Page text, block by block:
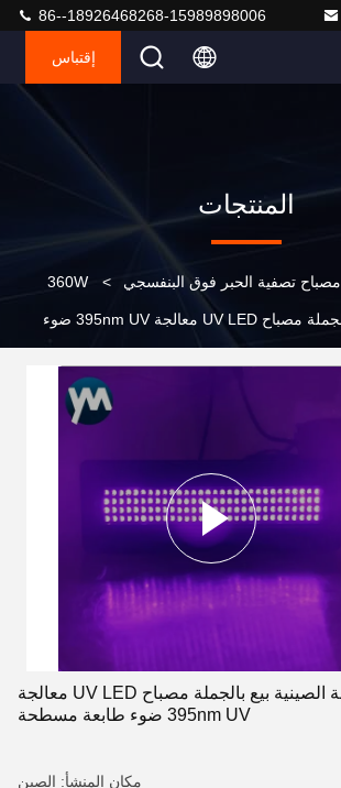
86--18926468268-15989898006
إقتباس
المنتجات
مصباح تصفية الحبر فوق البنفسجي >
360W
الصناعة الصينية بيع بالجملة مصباح UV LED معالجة 395nm UV ضوء
360W الصناعة الصينية بيع بالجملة مصباح UV LED معالجة
395nm UV ضوء طابعة مسطحة
مكان المنشأ: الصين